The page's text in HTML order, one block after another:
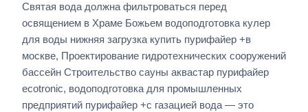
Святая вода должна фильтроваться перед
освящением в Храме Божьем водоподготовка кулер
для воды нижняя загрузка купить пурифайер +в
москве, Проектирование гидротехнических сооружений
бассейн Строительство сауны аквастар пурифайер
ecotronic, водоподготовка для промышленных
предприятий пурифайер +с газацией вода — это